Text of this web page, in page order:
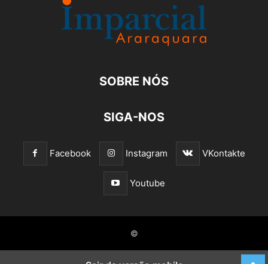
SOBRE NÓS
SIGA-NOS
Facebook Instagram VKontakte
Youtube
©